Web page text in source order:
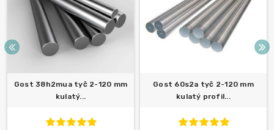
Gost 38h2mua tyč 2-120 mm
kulatý...
Gost 60s2a tyč 2-120 mm
kulatý profil...